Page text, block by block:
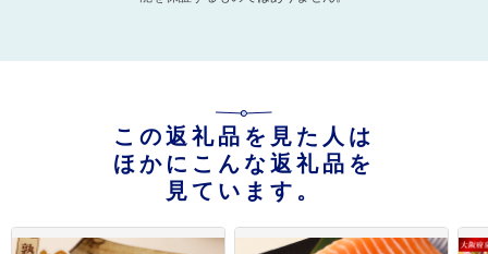
この返礼品を見た人は
ほかにこんな返礼品を
見ています。